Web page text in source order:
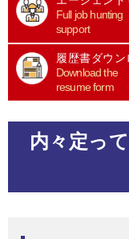
Full job hunting
support
履歴書ダウン
Download the
resume form
内々定っ